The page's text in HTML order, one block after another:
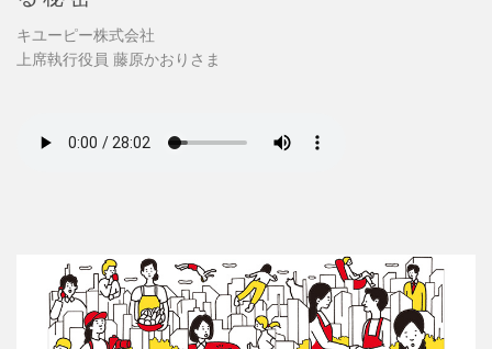
キユーピー株式会社
上席執行役員 藤原かおりさま